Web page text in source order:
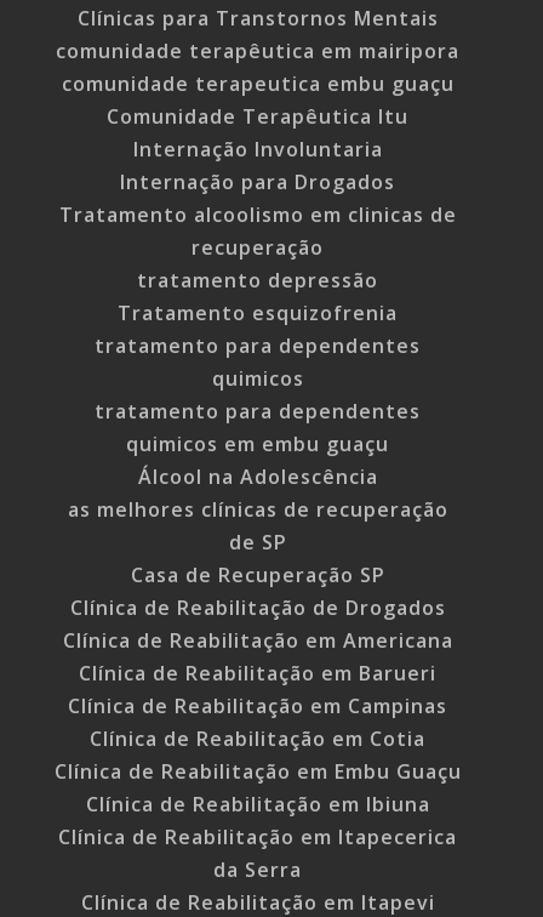
Clínicas para Transtornos Mentais
comunidade terapêutica em mairipora
comunidade terapeutica embu guaçu
Comunidade Terapêutica Itu
Internação Involuntaria
Internação para Drogados
Tratamento alcoolismo em clinicas de
recuperação
tratamento depressão
Tratamento esquizofrenia
tratamento para dependentes
quimicos
tratamento para dependentes
quimicos em embu guaçu
Álcool na Adolescência
as melhores clínicas de recuperação
de SP
Casa de Recuperação SP
Clínica de Reabilitação de Drogados
Clínica de Reabilitação em Americana
Clínica de Reabilitação em Barueri
Clínica de Reabilitação em Campinas
Clínica de Reabilitação em Cotia
Clínica de Reabilitação em Embu Guaçu
Clínica de Reabilitação em Ibiuna
Clínica de Reabilitação em Itapecerica
da Serra
Clínica de Reabilitação em Itapevi